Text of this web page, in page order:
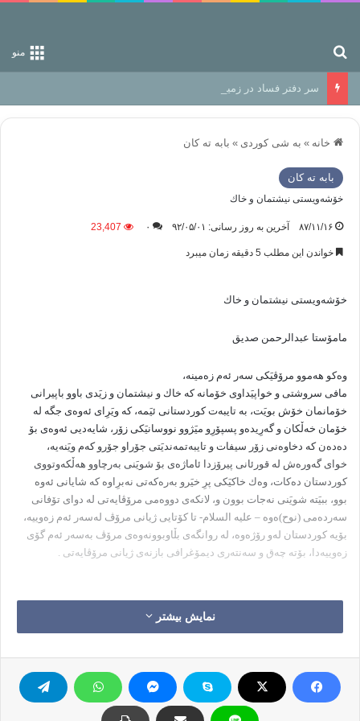
منو
سر دفتر فساد در زمین‌، دوری وکناره‌گیری از راه خداست‌!
خانه » به شی کوردی » بابه ته كان
بابه ته كان
خۆشه‌ویستی نیشتمان و خاك
۸۷/۱۱/۱۶ آخرین به روز رسانی: ۹۲/۰۵/۰۱ ۰ 23,407
خواندن این مطلب 5 دقیقه زمان میبرد
خۆشه‌ویستی نیشتمان و خاك
مامۆستا عبدالرحمن صدیق
وه‌كو هه‌موو مرۆڤیَكی سه‌ر ئه‌م زه‌مینه‌،
مافی سروشتی و خواپیَداوی خۆمانه‌ كه‌ خاك و نیشتمان و زیَدی باوو باپیرانی
خۆمانمان خۆش بویَت، به‌ تایبه‌ت كوردستانی ئیَمه‌، كه‌ ویَرِای ئه‌وه‌ی جگه‌ له‌
خۆمان خه‌ڵكان و گه‌رِیده‌و پسپۆرِو میَژوو نووسانیَكی زۆر، شایه‌دیی ئه‌وه‌ی بۆ
ده‌ده‌ن كه‌ دخاوه‌نی زۆر سیفات و تایبه‌تمه‌ندیَتی جۆراو جۆرو كه‌م ویَنه‌یه‌،
خوای گه‌وره‌ش له‌ قورئانی پیرۆزدا ئاماژه‌ی بۆ شویَنی به‌رچاوو هه‌ڵكه‌وتووی
كوردستان ده‌كات، وه‌ك خاكیَكی پرِ خیَرو به‌ره‌كه‌تی نه‌برِاوه‌ كه‌ شایانی ئه‌وه‌
بوو، ببیَته‌ شویَنی نه‌جات بوون و، لانكه‌ی دووه‌می مرۆڤایه‌تی له‌ دوای تۆفانی
سه‌رده‌می (نوح)ه‌وه‌ – علیه السلام- تا كۆتایی ژیانی مرۆڤ له‌سه‌ر ئه‌م زه‌وییه‌،
بۆیه‌ كوردستان له‌و رۆژه‌وه‌، له‌ روانگه‌ی بڵاوبوونه‌وه‌ی مرۆڤ به‌سه‌ر ئه‌م گۆی
زه‌وییه‌دا، بۆته‌ چه‌ق و سه‌نته‌ری دیمۆغرافی بازنه‌ی ژیانی مرۆڤایه‌تی .
[فاذا استویت انت ومن معك على الفلك فقل الحمد
لله الذی نجانا من القوم الظالمین * وقل رب انزلنی منزلا مباركا وانت خیر
نمایش بیشتر